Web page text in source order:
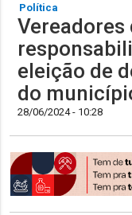
Política
Vereadores
eleição de
do
28/06/2024 - 10:28